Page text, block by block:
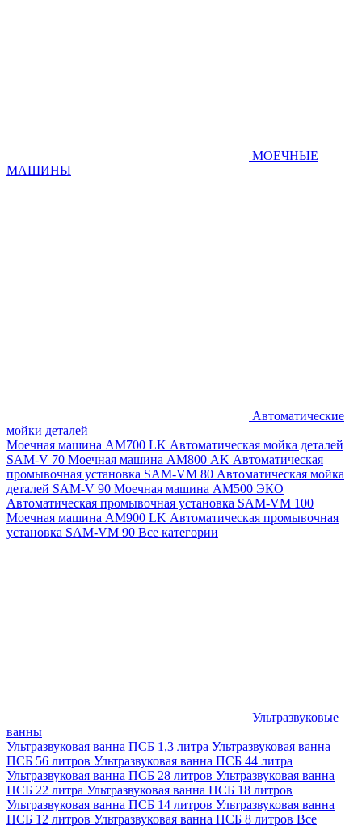
МОЕЧНЫЕ
МАШИНЫ
Автоматические
мойки деталей
Моечная машина AM700 LK Автоматическая мойка деталей
SAM-V 70 Моечная машина АМ800 AK Автоматическая
промывочная установка SAM-VM 80 Автоматическая мойка
деталей SAM-V 90 Моечная машина АМ500 ЭКО
Автоматическая промывочная установка SAM-VM 100
Моечная машина AM900 LK Автоматическая промывочная
установка SAM-VM 90 Все категории
Ультразвуковые
ванны
Ультразвуковая ванна ПСБ 1,3 литра Ультразвуковая ванна
ПСБ 56 литров Ультразвуковая ванна ПСБ 44 литра
Ультразвуковая ванна ПСБ 28 литров Ультразвуковая ванна
ПСБ 22 литра Ультразвуковая ванна ПСБ 18 литров
Ультразвуковая ванна ПСБ 14 литров Ультразвуковая ванна
ПСБ 12 литров Ультразвуковая ванна ПСБ 8 литров Все